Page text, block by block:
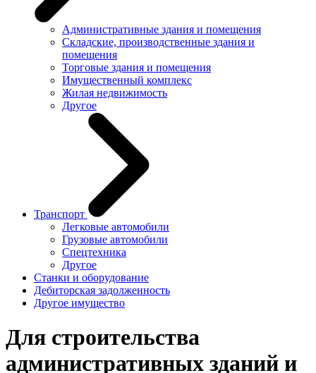
Административные здания и помещения
Складские, производственные здания и
помещения
Торговые здания и помещения
Имущественный комплекс
Жилая недвижимость
Другое
Транспорт
Легковые автомобили
Грузовые автомобили
Спецтехника
Другое
Станки и оборудование
Дебиторская задолженность
Другое имущество
Для строительства
административных зданий и